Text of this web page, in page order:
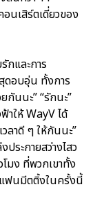
นเสิร์ตเดี่ยวของ
และการ
ดอบอุ่น ทั้งการ
กันนะ” “รักนะ”
าให้ WayV ได้
ลาดี ๆ ให้กันนะ”
ระกายสว่างไสว
มง ที่พวกเขาทั้ง
ฟนมีตติ้งในครั้งนี้